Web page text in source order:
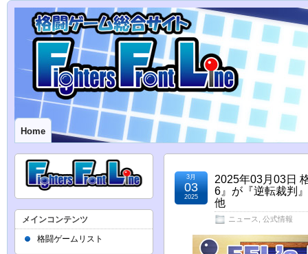
Home
2025年03月03日
6』が『逆転裁判
他
ニュース 公式情報
3月
03
2025
メインコンテンツ
格闘ゲームリスト